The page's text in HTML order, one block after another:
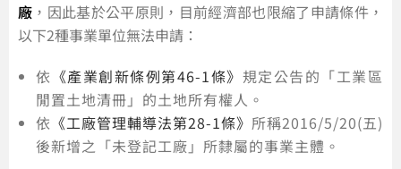
廠 ，因此基於公平原則，目前經濟部也限縮了申請條件，
以下2種事業單位無法申請：
依 《產業創新條例第46-1條》 規定公告的「工業區
閒置土地清冊」的土地所有權人。
依 《工廠管理輔導法第28-1條》 所稱2016/5/20(五)
後新增之「未登記工廠」所隸屬的事業主體。